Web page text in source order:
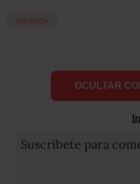
VIOLENCIA
OCULTAR
Suscribete para